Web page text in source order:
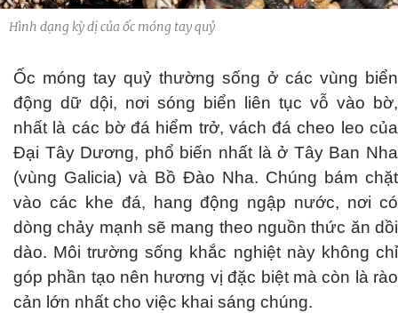
Hình dạng kỳ dị của ốc móng tay quỷ
Ốc móng tay quỷ thường sống ở các vùng biển
động dữ dội, nơi sóng biển liên tục vỗ vào bờ,
nhất là các bờ đá hiểm trở, vách đá cheo leo của
Đại Tây Dương, phổ biến nhất là ở Tây Ban Nha
(vùng Galicia) và Bồ Đào Nha. Chúng bám chặt
vào các khe đá, hang động ngập nước, nơi có
dòng chảy mạnh sẽ mang theo nguồn thức ăn dồi
dào. Môi trường sống khắc nghiệt này không chỉ
góp phần tạo nên hương vị đặc biệt mà còn là rào
cản lớn nhất cho việc khai sáng chúng.